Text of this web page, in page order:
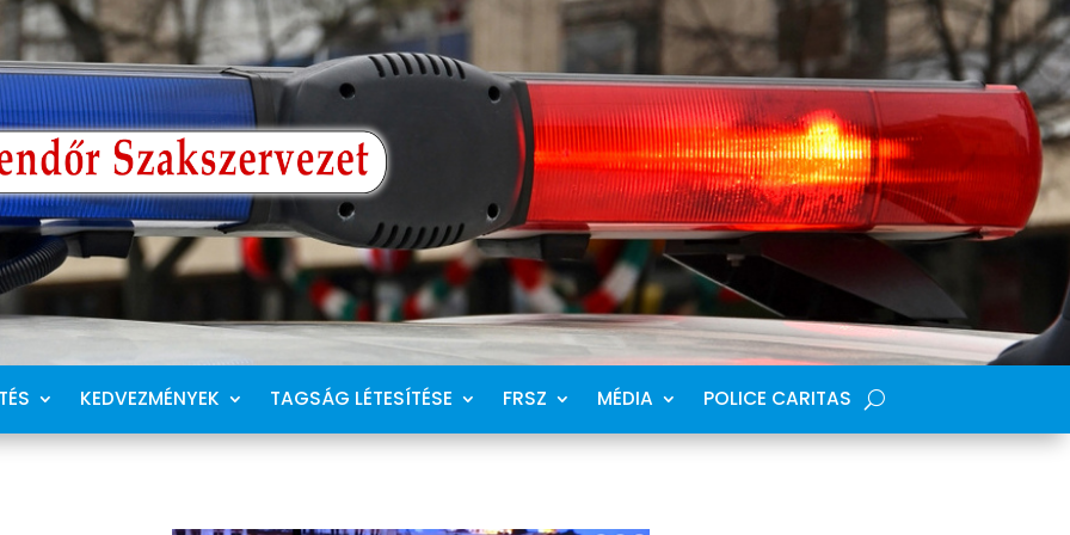
KEDVEZMÉNYEK TAGSÁG LÉTESÍTÉSE FRSZ MÉDIA POLICE CARITAS